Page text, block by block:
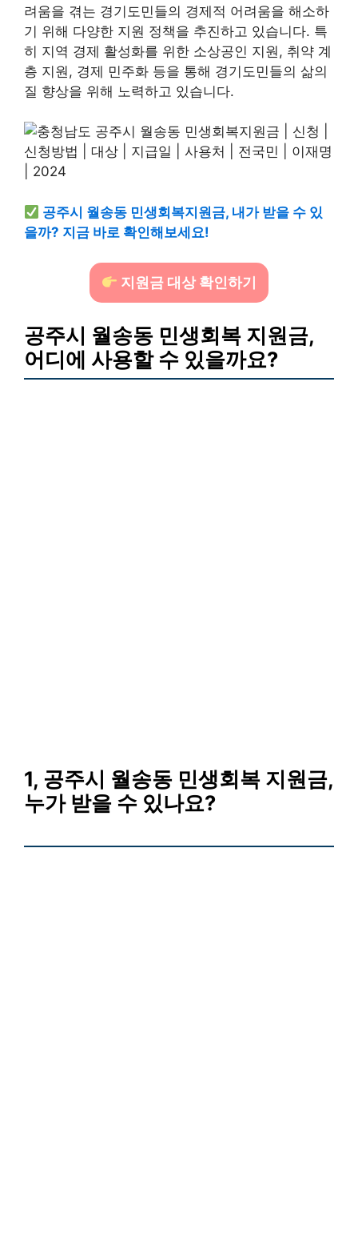
려움을 겪는 경기도민들의 경제적 어려움을 해소하
기 위해 다양한 지원 정책을 추진하고 있습니다. 특
히 지역 경제 활성화를 위한 소상공인 지원, 취약 계
층 지원, 경제 민주화 등을 통해 경기도민들의 삶의
질 향상을 위해 노력하고 있습니다.
공주시 월송동 민생회복지원금, 내가 받을 수 있
을까? 지금 바로 확인해보세요!
지원금 대상 확인하기
공주시 월송동 민생회복 지원금,
어디에 사용할 수 있을까요?
1, 공주시 월송동 민생회복 지원금,
누가 받을 수 있나요?